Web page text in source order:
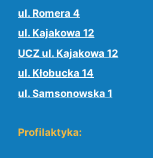
ul. Romera 4
ul. Kajakowa 12
UCZ ul. Kajakowa 12
ul. Kłobucka 14
ul. Samsonowska 1
Profilaktyka: